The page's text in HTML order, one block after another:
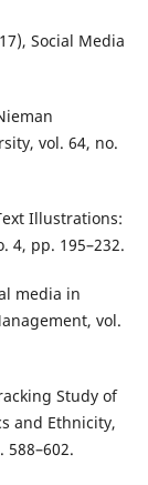
Social Media
vol. 64, no.
Illustrations:
4, pp. 195–232.
media in
vol.
Study of
and Ethnicity,
588–602.